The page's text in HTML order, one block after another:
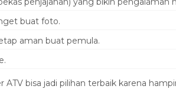
buat foto.
aman buat pemula.
bisa jadi pilihan terbaik karena